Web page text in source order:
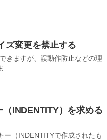
ズ変更を禁止する
きますが、誤動作防止などの理
INDENTITY）を求める
（INDENTITYで作成されたも